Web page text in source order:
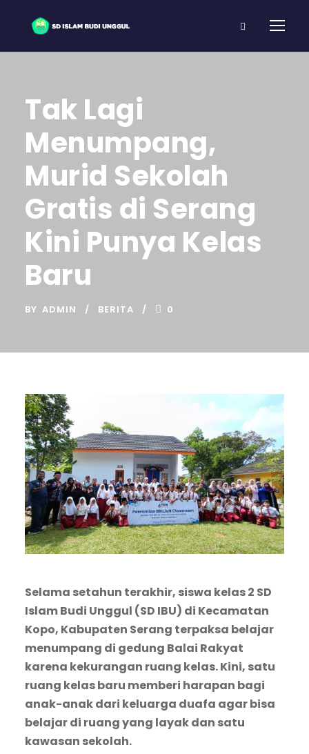
Tak Lagi
Menumpang,
Murid Sekolah
Gratis di Serang
Kini Punya Kelas
Baru
BY ADMIN BERITA 0
Selama setahun terakhir, siswa kelas 2 SD
Islam Budi Unggul (SD IBU) di Kecamatan
Kopo, Kabupaten Serang terpaksa belajar
menumpang di gedung Balai Rakyat
karena kekurangan ruang kelas. Kini, satu
ruang kelas baru memberi harapan bagi
anak-anak dari keluarga duafa agar bisa
belajar di ruang yang layak dan satu
kawasan sekolah.